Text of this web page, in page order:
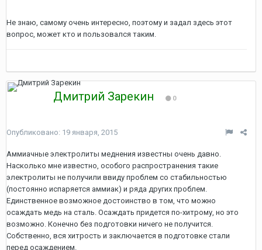
Не знаю, самому очень интересно, поэтому и задал здесь этот
вопрос, может кто и пользовался таким.
Дмитрий Зарекин 0
Опубликовано: 19 января, 2015
Аммиачные электролиты меднения известны очень давно.
Насколько мне известно, особого распространения такие
электролиты не получили ввиду проблем со стабильностью
(постоянно испаряется аммиак) и ряда других проблем.
Единственное возможное достоинство в том, что можно
осаждать медь на сталь. Осаждать придется по-хитрому, но это
возможно. Конечно без подготовки ничего не получится.
Собственно, вся хитрость и заключается в подготовке стали
перед осаждением.